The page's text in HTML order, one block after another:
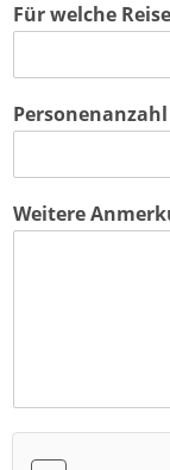
Für welche
Personenanzahl
Weitere